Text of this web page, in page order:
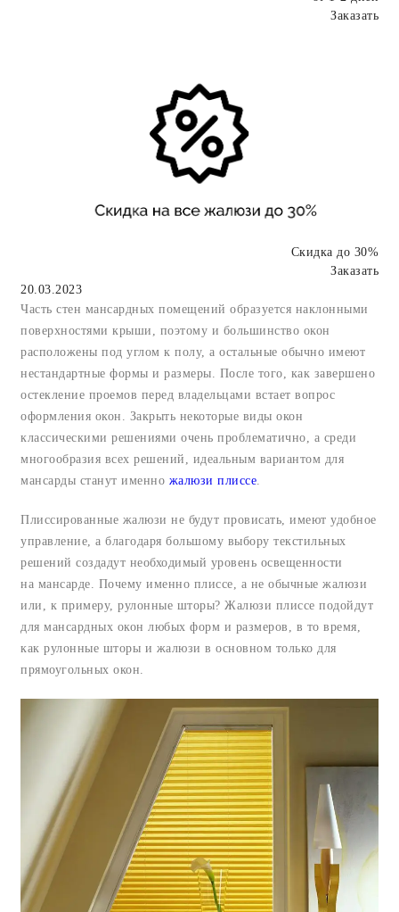
Заказать
Скидка до 30%
Заказать
20.03.2023
Часть стен мансардных помещений образуется наклонными
поверхностями крыши, поэтому и большинство окон
расположены под углом к полу, а остальные обычно имеют
нестандартные формы и размеры. После того, как завершено
остекление проемов перед владельцами встает вопрос
оформления окон. Закрыть некоторые виды окон
классическими решениями очень проблематично, а среди
многообразия всех решений, идеальным вариантом для
мансарды станут именно жалюзи плиссе.
Плиссированные жалюзи не будут провисать, имеют удобное
управление, а благодаря большому выбору текстильных
решений создадут необходимый уровень освещенности
на мансарде. Почему именно плиссе, а не обычные жалюзи
или, к примеру, рулонные шторы? Жалюзи плиссе подойдут
для мансардных окон любых форм и размеров, в то время,
как рулонные шторы и жалюзи в основном только для
прямоугольных окон.